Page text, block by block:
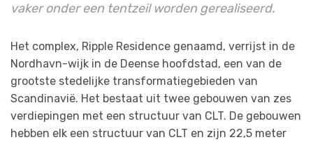
vaker onder een tentzeil worden gerealiseerd.
Het complex, Ripple Residence genaamd, verrijst in de
Nordhavn-wijk in de Deense hoofdstad, een van de
grootste stedelijke transformatiegebieden van
Scandinavië. Het bestaat uit twee gebouwen van zes
verdiepingen met een structuur van CLT. De gebouwen
hebben elk een structuur van CLT en zijn 22,5 meter